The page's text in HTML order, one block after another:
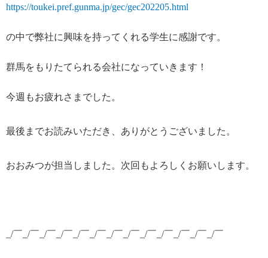
https://toukei.pref.gunma.jp/gec/gec202205.html
の中で弊社に興味を持ってくれる学生に感謝です。
群馬をもりたてられる会社になっていきます！
今週もお疲れさまでした。
最後までお読みいただき、ありがとうございました。
おおみつが担当しました。次回もよろしくお願いします。
_/￣_/￣_/￣_/￣_/￣_/￣_/￣_/￣_/￣_/￣_/￣_/￣_/￣